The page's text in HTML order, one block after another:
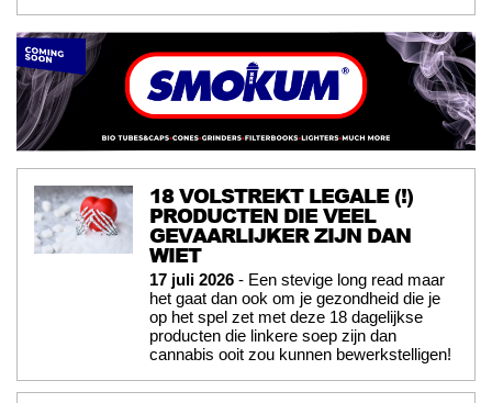
18 VOLSTREKT LEGALE (!)
PRODUCTEN DIE VEEL
GEVAARLIJKER ZIJN DAN
WIET
17 juli 2026 - Een stevige long read maar
het gaat dan ook om je gezondheid die je
op het spel zet met deze 18 dagelijkse
producten die linkere soep zijn dan
cannabis ooit zou kunnen bewerkstelligen!